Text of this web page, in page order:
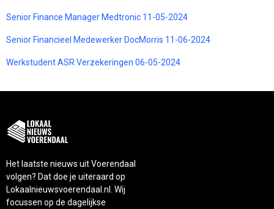
Senior Finance Manager Medtronic 11-05-2024
Senior Financieel Medewerker DocMorris 11-06-2024
Werkstudent ASR Verzekeringen 06-05-2024
Het laatste nieuws uit Voerendaal
volgen? Dat doe je uiteraard op
Lokaalnieuwsvoerendaal.nl. Wij
focussen op de dagelijkse